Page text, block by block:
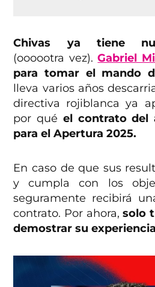
Chivas ya tiene
(oooootra vez).Gabriel
para tomar el mando
lleva varios años
directiva rojiblanca ya
por qué el contrato del
para el Apertura 2025.
En caso de que sus
y cumpla con los
seguramente recibirá
contrato. Por ahora,solo
demostrar su